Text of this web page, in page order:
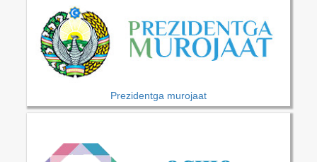
Prezidentga murojaat